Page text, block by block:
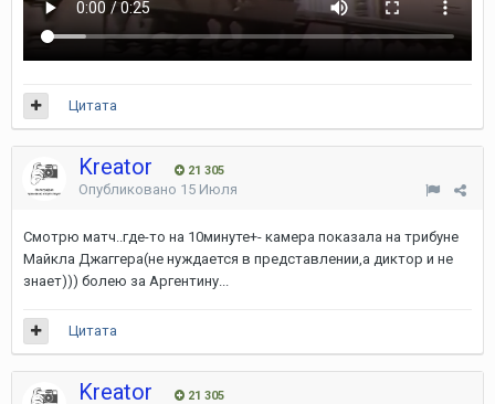
Цитата
Kreator 21 305
Опубликовано 15 Июля
Смотрю матч..где-то на 10минуте+- камера показала на трибуне
Майкла Джаггера(не нуждается в представлении,а диктор и не
знает))) болею за Аргентину...
Цитата
Kreator 21 305